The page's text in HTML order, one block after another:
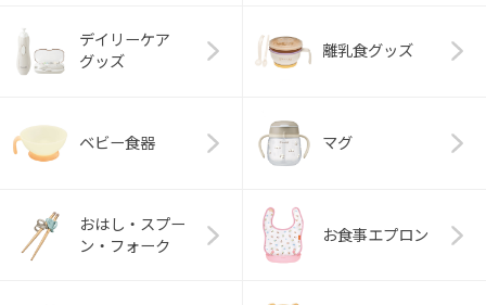
デイリーケア
グッズ
離乳食グッズ
ベビー食器 マグ
おはし・スプー
ン・フォーク
お食事エプロン